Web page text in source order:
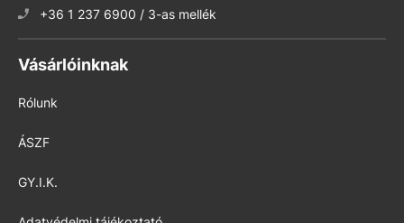
+36 1 237 6900 / 3-as mellék
Vásárlóinknak
Rólunk
ÁSZF
GY.I.K.